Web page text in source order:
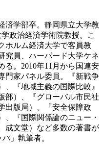
済学部卒。静岡県立大学教
政治経済学術院教授。こ
ホルム経済大学で客員教
究員、ハーバード大学ケネ
る。2010年11月から国連安
門家パネル委員。『新戦争
、『地域主義の国際比較』
部）、『グローバル市民社
出版局）、『安全保障政
、『国際関係論のニュー・
成文堂）など多数の著書が
」執筆者。